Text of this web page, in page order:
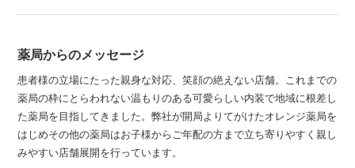
薬局からのメッセージ
患者様の立場にたった親身な対応、笑顔の絶えない店舗。これまでの
薬局の枠にとらわれない温もりのある可愛らしい内装で地域に根差し
た薬局を目指してきました。弊社が開局よりてがけたオレンジ薬局を
はじめその他の薬局はお子様からご年配の方まで立ち寄りやすく親し
みやすい店舗展開を行っています。